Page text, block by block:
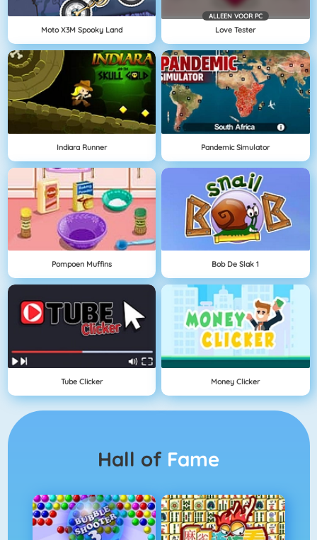
Moto X3M Spooky Land
ALLEEN VOOR PC
Love Tester
Indiara Runner Pandemic Simulator
Pompoen Muffins Bob De Slak 1
Tube Clicker Money Clicker
Hall of Fame